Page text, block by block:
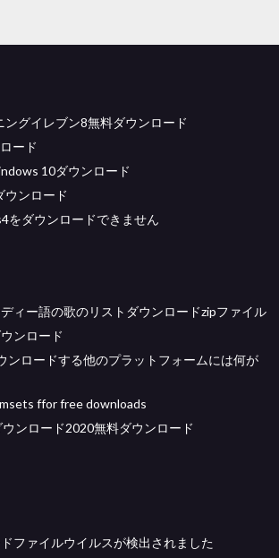
ングイレブン8無料ダウンロード
ード
10ダウンロード
ウンロード
をダウンロードできません
ィー語の歌のリストダウンロードzipファイル
ンロード
ンロードする他のプラットフォームには何が
ffor free downloads
ンロード2020無料ダウンロード
ファイルウイルスが検出されました